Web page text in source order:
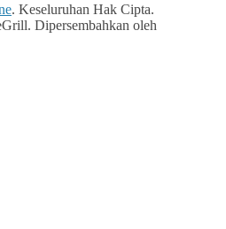
. Keseluruhan Hak Cipta.
Dipersembahkan oleh